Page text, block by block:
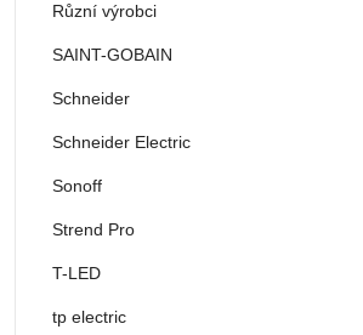
Různí výrobci
SAINT-GOBAIN
Schneider
Schneider Electric
Sonoff
Strend Pro
T-LED
tp electric